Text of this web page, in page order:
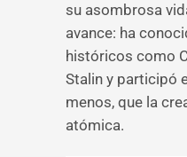
su asombrosa
avance: ha
históricos como
Stalin y participó
menos, que la
atómica.